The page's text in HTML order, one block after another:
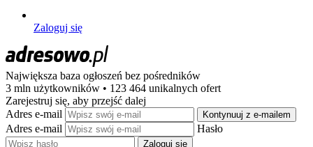
Zaloguj się
Największa baza ogłoszeń bez pośredników
3 mln użytkowników • 123 464 unikalnych ofert
Zarejestruj się, aby przejść dalej
Adres e-mail
Kontynuuj z e-mailem
Adres e-mail Hasło
Zaloguj się